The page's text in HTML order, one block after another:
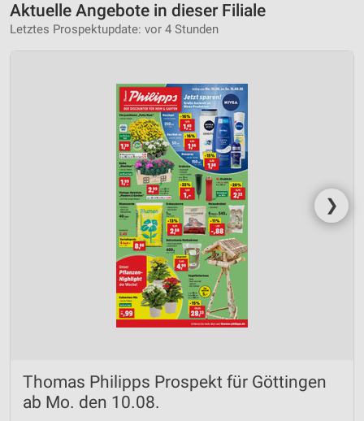
Aktuelle Angebote in dieser Filiale
Letztes Prospektupdate: vor 4 Stunden
❯
Thomas Philipps Prospekt für Göttingen
ab Mo. den 10.08.